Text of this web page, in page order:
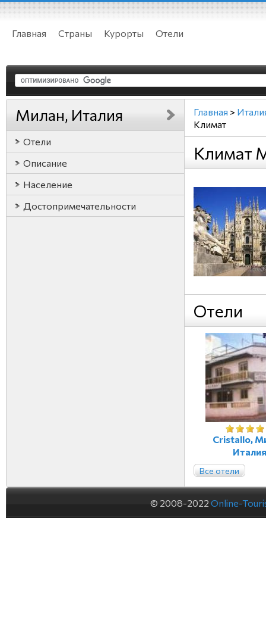
Главная Страны Курорты Отели
Милан, Италия
Отели
Описание
Население
Достопримечательности
Главная >
Климат
Климат
Отели
Cristallo,
Италия
Все отели
© 2008-2022 Online-